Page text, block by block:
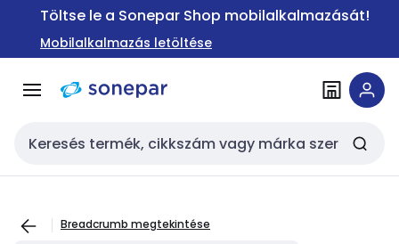
Ugrás a
Ugrás a
tartalomra
Töltse le a Sonepar Shop mobilalkalmazását!
Mobilalkalmazás letöltése
Keresési bemenet
Breadcrumb megtekintése